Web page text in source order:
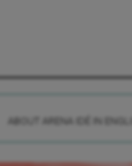
ABOUT ARENA IDÉ IN